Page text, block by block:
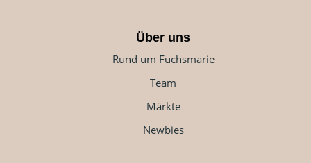
Über uns
Rund um Fuchsmarie
Team
Märkte
Newbies